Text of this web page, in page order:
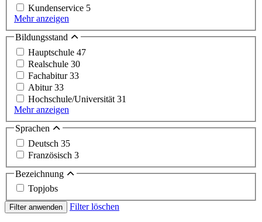
Kundenservice 5
Mehr anzeigen
Bildungsstand
Hauptschule 47
Realschule 30
Fachabitur33
Abitur33
Hochschule/Universität 31
Mehr anzeigen
Sprachen
Deutsch 35
Französisch 3
Bezeichnung
Topjobs
Filter anwenden Filter löschen